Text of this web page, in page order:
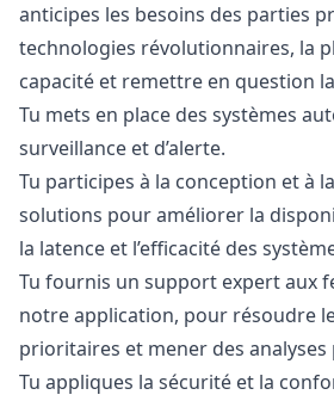
anticipes les besoins des parties
technologies révolutionnaires, la
capacité et remettre en question
Tu mets en place des systèmes
surveillance et d’alerte.
Tu participes à la conception et à
solutions pour améliorer la
la latence et l’efficacité des
Tu fournis un support expert aux
notre application, pour résoudre
prioritaires et mener des
Tu appliques la sécurité et la